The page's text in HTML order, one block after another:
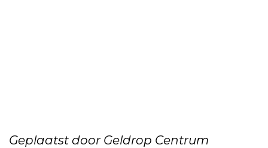
Geplaatst door Geldrop Centrum